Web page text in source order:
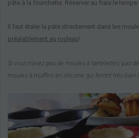
pâte à la fourchette. Réserver au frais le temps
Il faut étaler la pâte directement dans les
préalablement au rouleau!.
Si vous n'avez pas de moules à tartelettes, pas
moules à muffins en silicone qui feront très bien